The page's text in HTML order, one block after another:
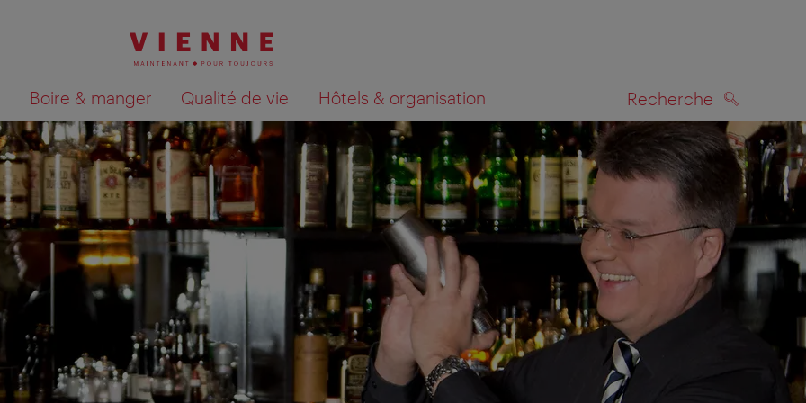
Boire & manger Qualité de vie Hôtels & organisation Recherche
Afficher les résultats de la recherche sur la carte RECHERCHE